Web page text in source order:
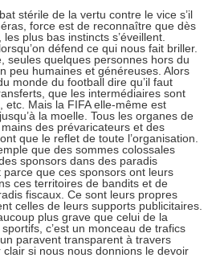
stérile de la vertu contre le vice s’il
force est de reconnaître que dès
plus bas instincts s’éveillent.
défend ce qui nous fait briller.
seules quelques personnes hors du
peu humaines et généreuses. Alors
monde du football dire qu’il faut
que les intermédiaires sont
etc. Mais la FIFA elle-même est
la moelle. Tous les organes de
des prévaricateurs et des
que le reflet de toute l’organisation.
que des sommes colossales
sponsors dans des paradis
que ces sponsors ont leurs
ces territoires de bandits et de
fiscaux. Ce sont leurs propres
celles de leurs supports publicitaires.
plus grave que celui de la
c’est un monceau de trafics
paravent transparent à travers
si nous nous donnions le devoir